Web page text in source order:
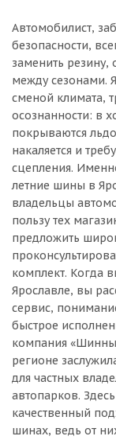
Автомобилист,
безопасности,
заменить резину,
между сезонами.
сменой климата,
осознанности: в
покрываются
накаляется и
сцепления.
летние шины в
владельцы
пользу тех
предложить
комплект. Когда
Ярославле, вы
сервис,
быстрое
компания
регионе
для частных
автопарков.
качественный
шинах, ведь от